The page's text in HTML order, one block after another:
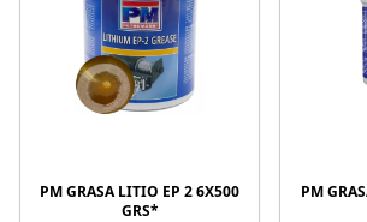
PM GRASA LITIO EP 2 6X500
GRS*
PM